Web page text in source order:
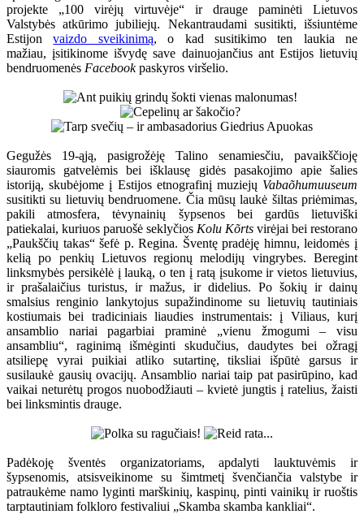
projekte „100 virėjų virtuvėje“ ir drauge paminėti Lietuvos
Valstybės atkūrimo jubiliejų. Nekantraudami susitikti, išsiuntėme
Estijonvaizdo sveikinimą, o kad susitikimo ten laukia ne
mažiau, įsitikinome išvydę save dainuojančius ant Estijos lietuvių
bendruomenės Facebookpaskyros viršelio.
Gegužės 19-ąją, pasigrožėję Talino senamiesčiu, pavaikščioję
siauromis gatvelėmis bei išklausę gidės pasakojimo apie šalies
istoriją, skubėjome į Estijos etnografinį muziejų Vabaõhumuuseum
susitikti su lietuvių bendruomene. Čia mūsų laukė šiltas priėmimas,
pakili atmosfera, tėvynainių šypsenos bei gardūs lietuviški
patiekalai, kuriuos paruošė seklyčios Kolu Kõrts virėjai bei restorano
„Paukščių takas“ šefė p. Regina. Šventę pradėję himnu, leidomės į
kelią po penkių Lietuvos regionų melodijų vingrybes. Beregint
linksmybės persikėlė į lauką, o ten į ratą įsukome ir vietos lietuvius,
ir prašalaičius turistus, ir mažus, ir didelius. Po šokių ir dainų
smalsius renginio lankytojus supažindinome su lietuvių tautiniais
kostiumais bei tradiciniais liaudies instrumentais: į Viliaus, kurį
ansamblio nariai pagarbiai praminė „vienu žmogumi – visu
ansambliu“, raginimą išmėginti skudučius, daudytes bei ožragį
atsiliepę vyrai puikiai atliko sutartinę, tiksliai išpūtė garsus ir
susilaukė gausių ovacijų. Ansamblio nariai taip pat pasirūpino, kad
vaikai neturėtų progos nuobodžiauti – kvietė jungtis į ratelius, žaisti
bei linksmintis drauge.
Padėkoję šventės organizatoriams, apdalyti lauktuvėmis ir
šypsenomis, atsisveikinome su šimtmetį švenčiančia valstybe ir
patraukėme namo lyginti marškinių, kaspinų, pinti vainikų ir ruoštis
tarptautiniam folkloro festivaliui „Skamba skamba kankliai“.